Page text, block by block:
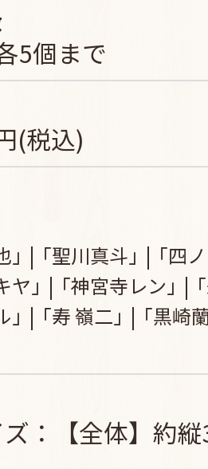
5個まで
(税込)
｣ ｢聖川真斗｣
｢四
ヤ｣
｢神宮寺レン｣
｣
｢寿 嶺二｣
｢黒崎
ズ：【全体】約